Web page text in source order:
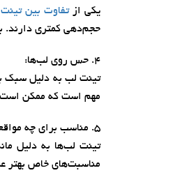
یکی ازتفاوت‌ بین
حجم‌دهی کمتری دارند.
4. حس روی لب‌ها:
تینت لب به دلیل سبک
مهم است که ممکن است
5. مناسب برای چه مواقعی؟
تینت لب‌ها به دلیل
مناسبت‌های خاص بهتر